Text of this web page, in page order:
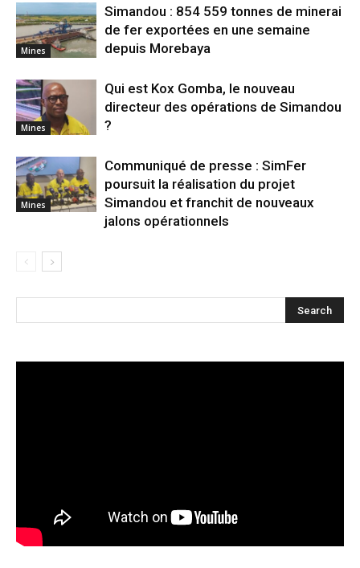
Mines
Simandou : 854 559 tonnes de minerai
de fer exportées en une semaine
depuis Morebaya
Mines
Qui est Kox Gomba, le nouveau
directeur des opérations de Simandou
?
Mines
Communiqué de presse : SimFer
poursuit la réalisation du projet
Simandou et franchit de nouveaux
jalons opérationnels